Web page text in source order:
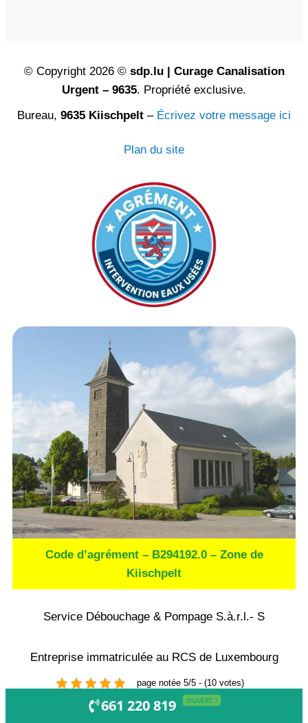
© Copyright 2026 © sdp.lu | Curage Canalisation
Urgent – 9635. Propriété exclusive.
Bureau, 9635 Kiischpelt – Écrivez votre message ici
Plan du site
Code d’agrément – B294192.0 – Zone de
Kiischpelt
Service Débouchage & Pompage S.à.r.l.- S
Entreprise immatriculée au RCS de Luxembourg
page notée 5/5 - (10 votes)
Curage Canalisation Urgent Nettoyage hydrodynamique tuyauterie
661 220 819 OUVERT !